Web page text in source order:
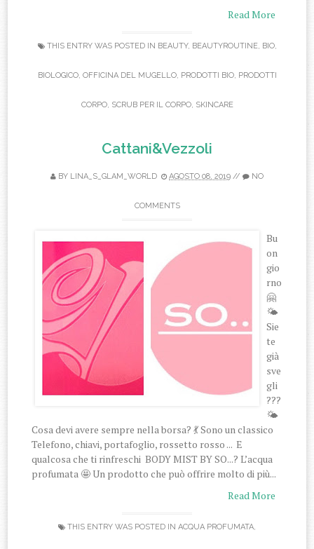
Read More
THIS ENTRY WAS POSTED IN BEAUTY, BEAUTYROUTINE, BIO,
BIOLOGICO, OFFICINA DEL MUGELLO, PRODOTTI BIO, PRODOTTI
CORPO, SCRUB PER IL CORPO, SKINCARE
Cattani&Vezzoli
BY LINA_S_GLAM_WORLD AGOSTO 08, 2019 // NO
COMMENTS
Bu
on
gio
rno
🤗
🌤️
Sie
te
già
sve
gli
???
🌤️
Cosa devi avere sempre nella borsa? 💃 Sono un classico
Telefono, chiavi, portafoglio, rossetto rosso ... E
qualcosa che ti rinfreschi BODY MIST BY SO...? L’acqua
profumata 🤩 Un prodotto che può offrire molto di più...
Read More
THIS ENTRY WAS POSTED IN ACQUA PROFUMATA,